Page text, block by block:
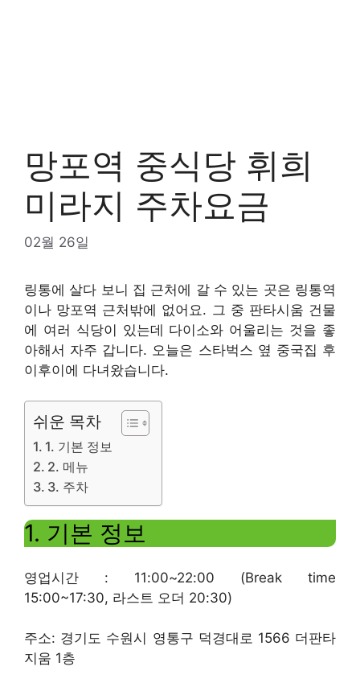
망포역 중식당 휘희
미라지 주차요금
02월 26일
링통에 살다 보니 집 근처에 갈 수 있는 곳은 링통역
이나 망포역 근처밖에 없어요. 그 중 판타시움 건물
에 여러 식당이 있는데 다이소와 어울리는 것을 좋
아해서 자주 갑니다. 오늘은 스타벅스 옆 중국집 후
이후이에 다녀왔습니다.
쉬운 목차
1. 기본 정보
2. 메뉴
3. 주차
1. 기본 정보
영업시간 : 11:00~22:00 (Break time
15:00~17:30, 라스트 오더 20:30)
주소: 경기도 수원시 영통구 덕경대로 1566 더판타
지움 1층